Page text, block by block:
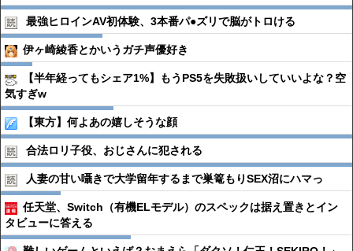
最強ヒロインAV初体験、3本番パ●︎ズリで脳がトロける
伊ヶ崎綾香とかいうガチ声優好き
【半年経ってもシェア1%】もうPS5を失敗扱いしていいよな？空
気すぎw
【東方】何よあの嬉しそうな顔
合法ロリ子役、おじさんに犯される
人妻の甘い囁きで大学留年するまで巣篭もりSEX沼にハマっ
任天堂、Switch（有機ELモデル）のスペックは据え置きとイン
タビューに答える